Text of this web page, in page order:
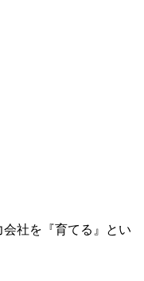
会社を『育てる』とい